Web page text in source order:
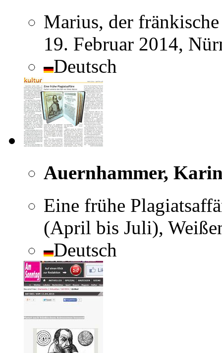
Marius, der
19. Februar 2014,
Deutsch
Auernhammer,
Eine frühe
(April bis Juli),
Deutsch